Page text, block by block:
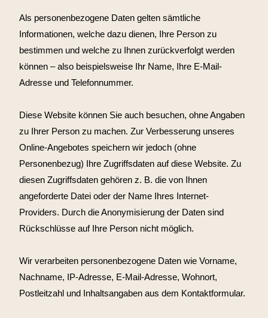
Als personenbezogene Daten gelten sämtliche
Informationen, welche dazu dienen, Ihre Person zu
bestimmen und welche zu Ihnen zurückverfolgt werden
können – also beispielsweise Ihr Name, Ihre E-Mail-
Adresse und Telefonnummer.
Diese Website können Sie auch besuchen, ohne Angaben
zu Ihrer Person zu machen. Zur Verbesserung unseres
Online-Angebotes speichern wir jedoch (ohne
Personenbezug) Ihre Zugriffsdaten auf diese Website. Zu
diesen Zugriffsdaten gehören z. B. die von Ihnen
angeforderte Datei oder der Name Ihres Internet-
Providers. Durch die Anonymisierung der Daten sind
Rückschlüsse auf Ihre Person nicht möglich.
Wir verarbeiten personenbezogene Daten wie Vorname,
Nachname, IP-Adresse, E-Mail-Adresse, Wohnort,
Postleitzahl und Inhaltsangaben aus dem Kontaktformular.